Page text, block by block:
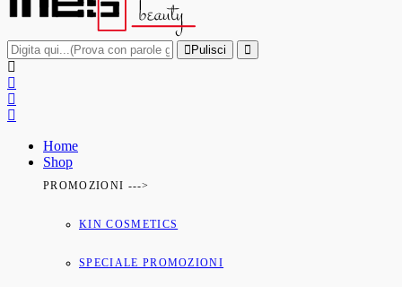
Pulisci
Home
Shop
PROMOZIONI --->
KIN COSMETICS
SPECIALE PROMOZIONI